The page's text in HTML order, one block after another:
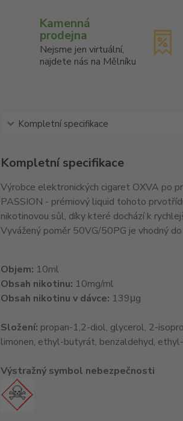
Kamenná
prodejna
Nejsme jen virtuální,
najdete nás na Mělníku
Kompletní specifikace
Kompletní specifikace
Výrobce elektronických cigaret OXVA po
PASSION - prémiový liquid tohoto
nikotinovou sůl, díky které dochází k
Vyvážený poměr 50VG/50PG je vhodný
Objem: 10ml
Obsah nikotinu: 10mg/ml
Obsah nikotinu v dávce: 139μg
Složení: propan-1,2-diol, glycerol, 2-
limonen, ethyl-butyrát, benzaldehyd,
Výstražný symbol nebezpečnosti